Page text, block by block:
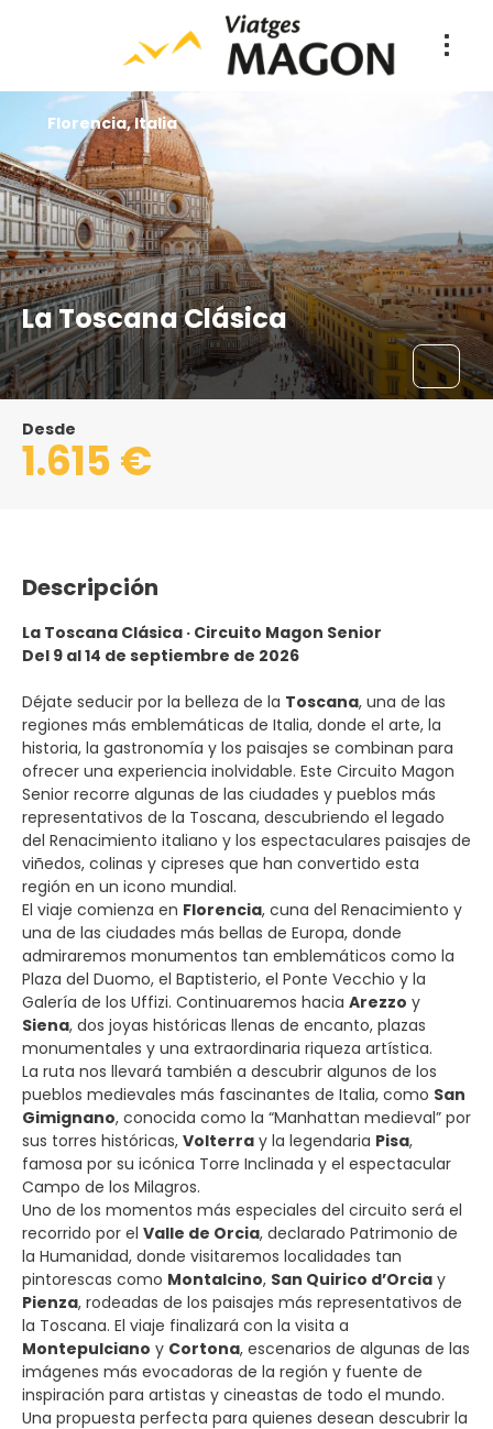
La Toscana Clásica
Florencia, Italia
Desde
1.615 €
Descripción
La Toscana Clásica · Circuito Magon Senior
Del 9 al 14 de septiembre de 2026
Déjate seducir por la belleza de la Toscana, una de las
regiones más emblemáticas de Italia, donde el arte, la
historia, la gastronomía y los paisajes se combinan para
ofrecer una experiencia inolvidable. Este Circuito Magon
Senior recorre algunas de las ciudades y pueblos más
representativos de la Toscana, descubriendo el legado
del Renacimiento italiano y los espectaculares paisajes de
viñedos, colinas y cipreses que han convertido esta
región en un icono mundial.
El viaje comienza en Florencia, cuna del Renacimiento y
una de las ciudades más bellas de Europa, donde
admiraremos monumentos tan emblemáticos como la
Plaza del Duomo, el Baptisterio, el Ponte Vecchio y la
Galería de los Uffizi. Continuaremos hacia Arezzo y
Siena, dos joyas históricas llenas de encanto, plazas
monumentales y una extraordinaria riqueza artística.
La ruta nos llevará también a descubrir algunos de los
pueblos medievales más fascinantes de Italia, como San
Gimignano, conocida como la “Manhattan medieval” por
sus torres históricas, Volterra y la legendaria Pisa,
famosa por su icónica Torre Inclinada y el espectacular
Campo de los Milagros.
Uno de los momentos más especiales del circuito será el
recorrido por el Valle de Orcia, declarado Patrimonio de
la Humanidad, donde visitaremos localidades tan
pintorescas como Montalcino, San Quirico d’Orcia y
Pienza, rodeadas de los paisajes más representativos de
la Toscana. El viaje finalizará con la visita a
Montepulciano y Cortona, escenarios de algunas de las
imágenes más evocadoras de la región y fuente de
inspiración para artistas y cineastas de todo el mundo.
Una propuesta perfecta para quienes desean descubrir la